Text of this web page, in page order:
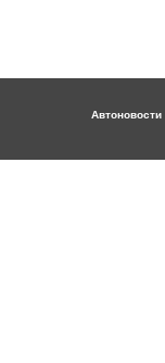
Автоновости